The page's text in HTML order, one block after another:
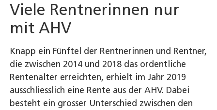
Viele Rentnerinnen nur
mit AHV
Knapp ein Fünftel der Rentnerinnen und Rentner,
die zwischen 2014 und 2018 das ordentliche
Rentenalter erreichten, erhielt im Jahr 2019
ausschliesslich eine Rente aus der AHV. Dabei
besteht ein grosser Unterschied zwischen den